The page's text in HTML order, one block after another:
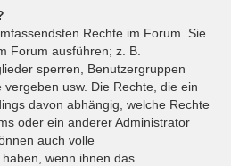
Rechte im Forum. Sie
Forum ausführen; z. B.
sperren, Benutzergruppen
usw. Die Rechte, die ein
davon abhängig, welche Rechte
oder ein anderer Administrator
auch volle
wenn ihnen das